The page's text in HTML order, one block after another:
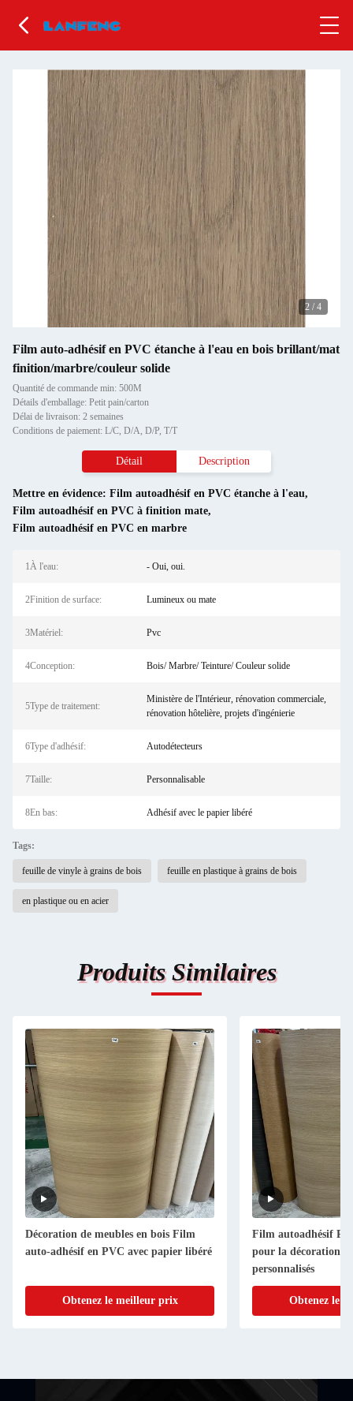
2 / 4
Film auto-adhésif en PVC étanche à l'eau en bois brillant/mat
finition/marbre/couleur solide
Quantité de commande min: 500M
Détails d'emballage: Petit pain/carton
Délai de livraison: 2 semaines
Conditions de paiement: L/C, D/A, D/P, T/T
Détail Description
Mettre en évidence: Film autoadhésif en PVC étanche à l'eau,
Film autoadhésif en PVC à finition mate,
Film autoadhésif en PVC en marbre
1À l'eau: - Oui, oui.
2Finition de surface: Lumineux ou mate
3Matériel: Pvc
4Conception: Bois/ Marbre/ Teinture/ Couleur solide
5Type de traitement:
Ministère de l'Intérieur, rénovation commerciale,
rénovation hôtelière, projets d'ingénierie
6Type d'adhésif: Autodétecteurs
7Taille: Personnalisable
8En bas: Adhésif avec le papier libéré
Tags:
feuille de vinyle à grains de bois feuille en plastique à grains de bois
en plastique ou en acier
Produits Similaires
Décoration de meubles en bois Film
auto-adhésif en PVC avec papier libéré
Obtenez le meilleur prix
Film autoadhésif
pour la décoration
personnalisés
Obtenez le